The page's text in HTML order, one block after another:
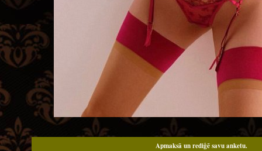
Apmaksā un rediģē savu anketu.